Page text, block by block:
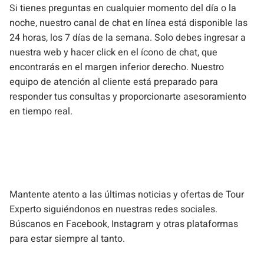
Si tienes preguntas en cualquier momento del día o la
noche, nuestro canal de chat en línea está disponible las
24 horas, los 7 días de la semana. Solo debes ingresar a
nuestra web y hacer click en el ícono de chat, que
encontrarás en el margen inferior derecho. Nuestro
equipo de atención al cliente está preparado para
responder tus consultas y proporcionarte asesoramiento
en tiempo real.
Mantente atento a las últimas noticias y ofertas de Tour
Experto siguiéndonos en nuestras redes sociales.
Búscanos en Facebook, Instagram y otras plataformas
para estar siempre al tanto.